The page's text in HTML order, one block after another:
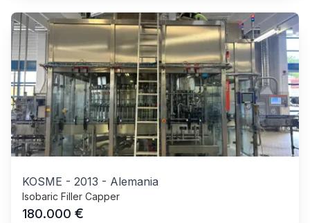
KOSME - 2013 - Alemania
Isobaric Filler Capper
180.000 €